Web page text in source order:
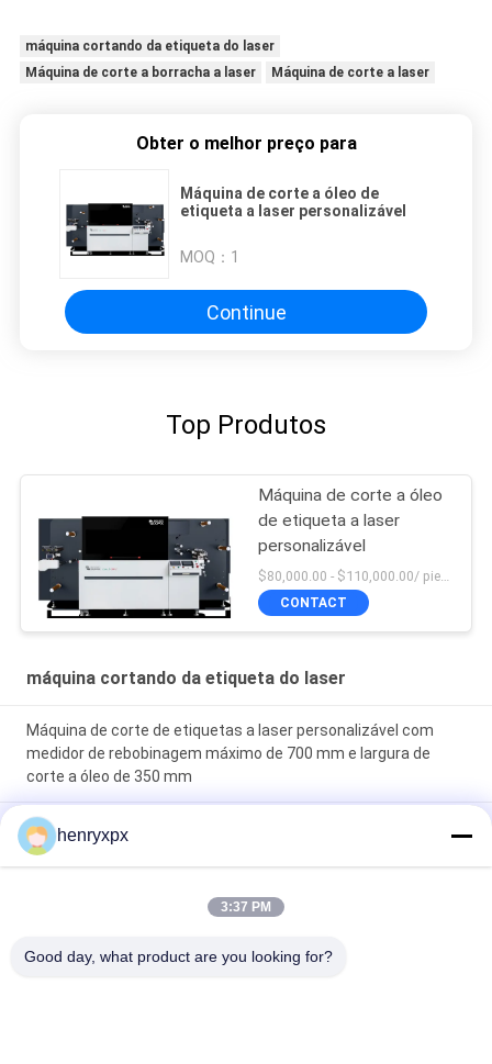
máquina cortando da etiqueta do laser
Máquina de corte a borracha a laser
Máquina de corte a laser
Obter o melhor preço para
Máquina de corte a óleo de
etiqueta a laser personalizável
MOQ： 1
Continue
Top Produtos
Máquina de corte a óleo
de etiqueta a laser
personalizável
$80,000.00 - $110,000.00/ piece MOQ:1
CONTACT
máquina cortando da etiqueta do laser
Máquina de corte de etiquetas a laser personalizável com
medidor de rebobinagem máximo de 700 mm e largura de
corte a óleo de 350 mm
Cortador a laser de etiqueta personalizável com 300W X 1
potência de saída de laser e medidor de desdobramento
máximo de acordo com suas necessidades
Velocidade máxima
henryxpx
3:37 PM
Good day, what product are you looking for?